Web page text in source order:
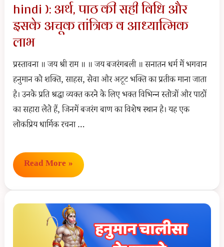
और
पूजन
विधि
hindi ): अर्थ, पाठ की सही विधि और
इसके अचूक तांत्रिक व आध्यात्मिक
लाभ
प्रस्तावना ॥ जय श्री राम ॥ ॥ जय बजरंगबली ॥ सनातन धर्म में भगवान
हनुमान को शक्ति, साहस, सेवा और अटूट भक्ति का प्रतीक माना जाता
है। उनके प्रति श्रद्धा व्यक्त करने के लिए भक्त विभिन्न स्तोत्रों और पाठों
का सहारा लेते हैं, जिनमें बजरंग बाण का विशेष स्थान है। यह एक
लोकप्रिय धार्मिक रचना …
बजरंग
बाण
(Bajrang
Lyrics
Read More »